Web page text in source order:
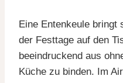
Eine Entenkeule bringt
der Festtage auf den
beeindruckend aus
Küche zu binden. Im